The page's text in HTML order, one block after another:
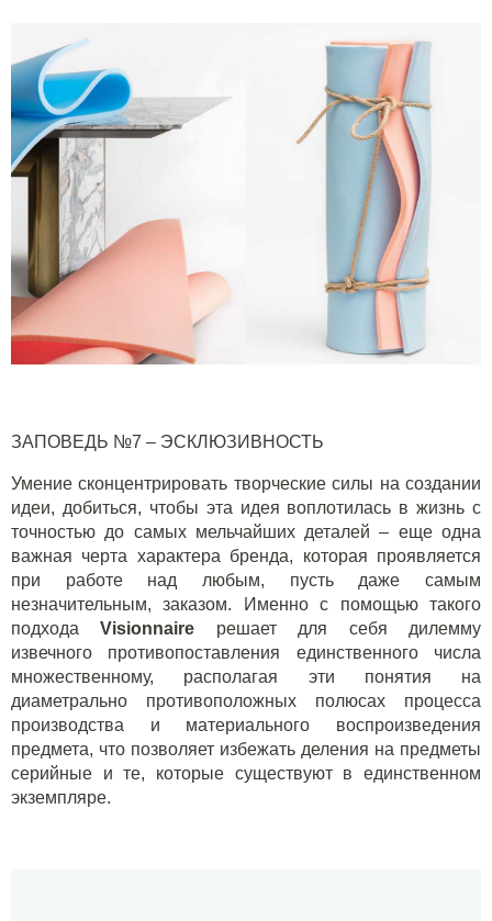
ЗАПОВЕДЬ №7 – ЭСКЛЮЗИВНОСТЬ
Умение сконцентрировать творческие силы на создании
идеи, добиться, чтобы эта идея воплотилась в жизнь с
точностью до самых мельчайших деталей – еще одна
важная черта характера бренда, которая проявляется
при работе над любым, пусть даже самым
незначительным, заказом. Именно с помощью такого
подходаVisionnaire решает для себя дилемму
извечного противопоставления единственного числа
множественному, располагая эти понятия на
диаметрально противоположных полюсах процесса
производства и материального воспроизведения
предмета, что позволяет избежать деления на предметы
серийные и те, которые существуют в единственном
экземпляре.